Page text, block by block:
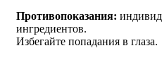
Противопоказания:
ингредиентов.
Избегайте попадания в глаза.